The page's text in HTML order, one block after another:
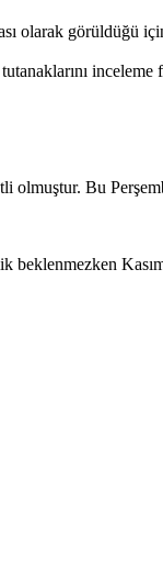
olarak görüldüğü
olmuştur. Bu